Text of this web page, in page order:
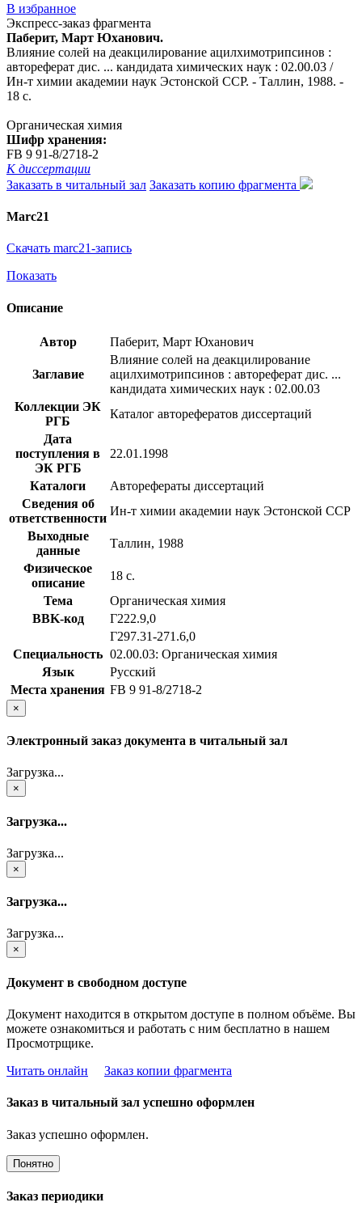
В избранное
Экспресс-заказ фрагмента
Паберит, Март Юханович.
Влияние солей на деакцилирование ацилхимотрипсинов :
автореферат дис. ... кандидата химических наук : 02.00.03 /
Ин-т химии академии наук Эстонской ССР. - Таллин, 1988. -
18 с.
Органическая химия
Шифр хранения:
FB 9 91-8/2718-2
К диссертации
Заказать в читальный зал Заказать копию фрагмента
Marc21
Скачать marc21-запись
Показать
Описание
Автор Паберит, Март Юханович
Заглавие
Влияние солей на деакцилирование
ацилхимотрипсинов : автореферат дис. ...
кандидата химических наук : 02.00.03
Коллекции ЭК
РГБ
Каталог авторефератов диссертаций
Дата
поступления в
ЭК РГБ
22.01.1998
Каталоги
Авторефераты диссертаций
Сведения об
ответственности
Ин-т химии академии наук Эстонской ССР
Выходные
данные
Таллин, 1988
Физическое
описание
18 с.
Тема
Органическая химия
BBK-код
Г222.9,0
Г297.31-271.6,0
Специальность 02.00.03: Органическая химия
Язык
Русский
Места хранения FB 9 91-8/2718-2
×
Электронный заказ документа в читальный зал
Загрузка...
×
Загрузка...
Загрузка...
×
Загрузка...
Загрузка...
×
Документ в свободном доступе
Документ находится в открытом доступе в полном объёме. Вы
можете ознакомиться и работать с ним бесплатно в нашем
Просмотрщике.
Читать онлайн
Заказ копии фрагмента
Заказ в читальный зал успешно оформлен
Заказ успешно оформлен.
Понятно
Заказ периодики